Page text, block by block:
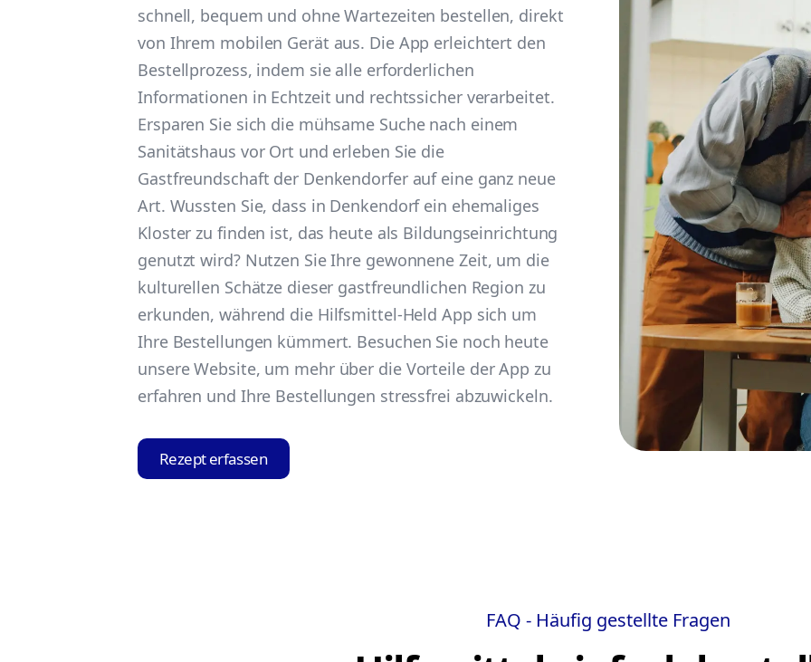
schnell, bequem und ohne Wartezeiten bestellen, direkt
von Ihrem mobilen Gerät aus. Die App erleichtert den
Bestellprozess, indem sie alle erforderlichen
Informationen in Echtzeit und rechtssicher verarbeitet.
Ersparen Sie sich die mühsame Suche nach einem
Sanitätshaus vor Ort und erleben Sie die
Gastfreundschaft der Denkendorfer auf eine ganz neue
Art. Wussten Sie, dass in Denkendorf ein ehemaliges
Kloster zu finden ist, das heute als Bildungseinrichtung
genutzt wird? Nutzen Sie Ihre gewonnene Zeit, um die
kulturellen Schätze dieser gastfreundlichen Region zu
erkunden, während die Hilfsmittel-Held App sich um
Ihre Bestellungen kümmert. Besuchen Sie noch heute
unsere Website, um mehr über die Vorteile der App zu
erfahren und Ihre Bestellungen stressfrei abzuwickeln.
Rezept erfassen
FAQ - Häufig gestellte Fragen